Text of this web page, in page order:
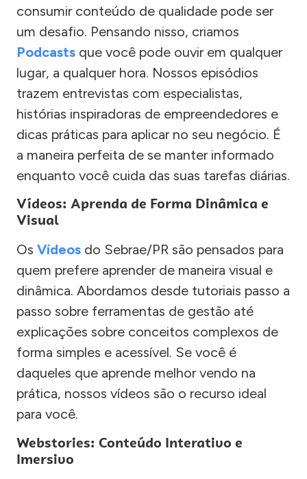
consumir conteúdo de qualidade pode ser
um desafio. Pensando nisso, criamos
Podcasts que você pode ouvir em qualquer
lugar, a qualquer hora. Nossos episódios
trazem entrevistas com especialistas,
histórias inspiradoras de empreendedores e
dicas práticas para aplicar no seu negócio. É
a maneira perfeita de se manter informado
enquanto você cuida das suas tarefas diárias.
Vídeos: Aprenda de Forma Dinâmica e
Visual
Os Vídeos do Sebrae/PR são pensados para
quem prefere aprender de maneira visual e
dinâmica. Abordamos desde tutoriais passo a
passo sobre ferramentas de gestão até
explicações sobre conceitos complexos de
forma simples e acessível. Se você é
daqueles que aprende melhor vendo na
prática, nossos vídeos são o recurso ideal
para você.
Webstories: Conteúdo Interativo e
Imersivo